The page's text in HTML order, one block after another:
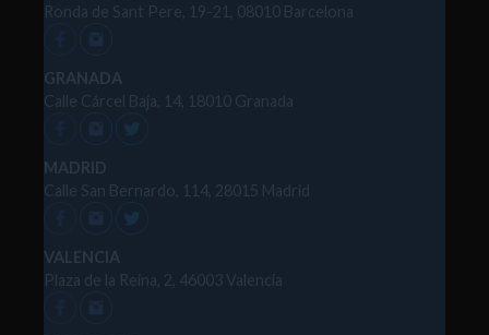
Ronda de Sant Pere, 19-21, 08010 Barcelona
GRANADA
Calle Cárcel Baja, 14, 18010 Granada
MADRID
Calle San Bernardo, 114, 28015 Madrid
VALENCIA
Plaza de la Reina, 2, 46003 Valencia